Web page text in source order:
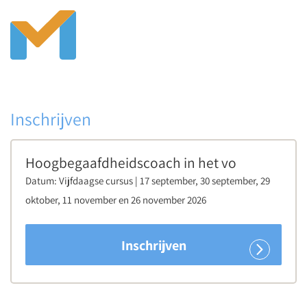
Inschrijven
Hoogbegaafdheidscoach in het vo
Datum: Vijfdaagse cursus | 17 september, 30 september, 29
oktober, 11 november en 26 november 2026
Inschrijven